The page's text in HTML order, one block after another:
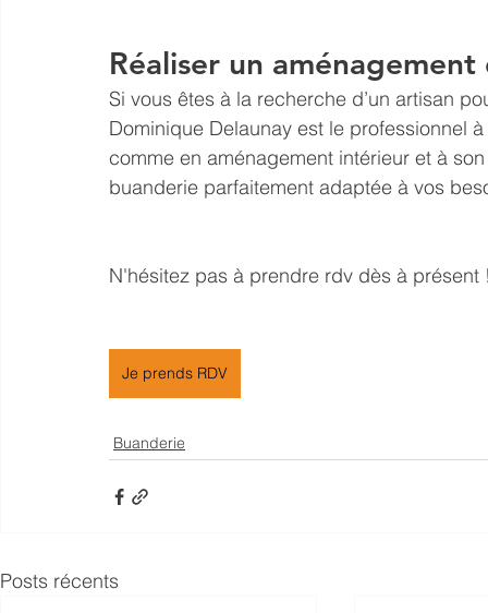
Réaliser un
Si vous êtes à la recherche d’un artisan
Dominique Delaunay est le professionnel
comme en aménagement intérieur et à
buanderie parfaitement adaptée à vos
N'hésitez pas à prendre rdv dès à présent
Je prends RDV
Buanderie
Posts récents